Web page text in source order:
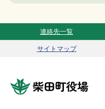
Site Navigation
連絡先一覧
サイトマップ
柴田町役場